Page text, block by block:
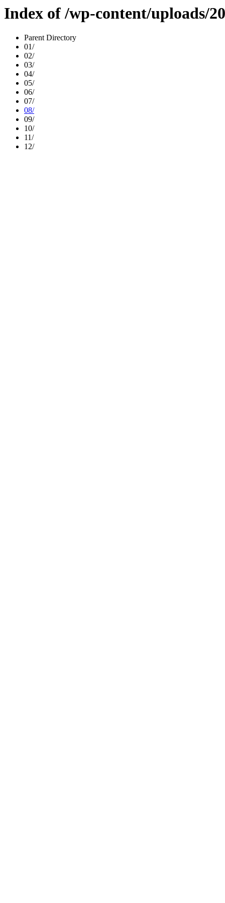
Index of /wp-content/uploads/
Parent Directory
01/
02/
03/
04/
05/
06/
07/
08/
09/
10/
11/
12/